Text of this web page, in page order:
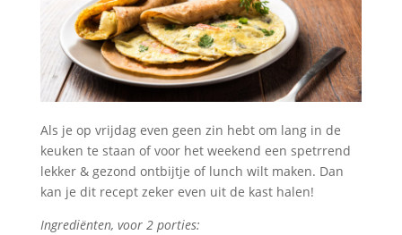
Als je op vrijdag even geen zin hebt om lang in de
keuken te staan of voor het weekend een spetrrend
lekker & gezond ontbijtje of lunch wilt maken. Dan
kan je dit recept zeker even uit de kast halen!
Ingrediënten, voor 2 porties: